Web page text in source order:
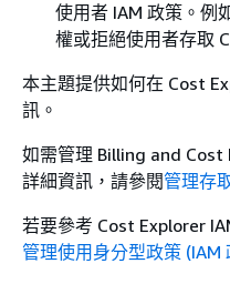
使用者 IAM 政策。例
權或拒絕使用者存取
本主題提供如何在 Cost
訊。
如需管理 Billing and
詳細資訊，請參閱管理存
若要參考 Cost Explorer
管理使用身分型政策 (IAM